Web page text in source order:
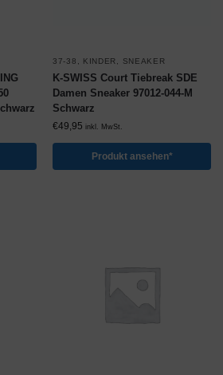
37-38 KINDER SNEAKER
K-SWISS Court Tiebreak SDE
Damen Sneaker 97012-044-M
Schwarz
€49,95 inkl. MwSt.
Produkt ansehen*